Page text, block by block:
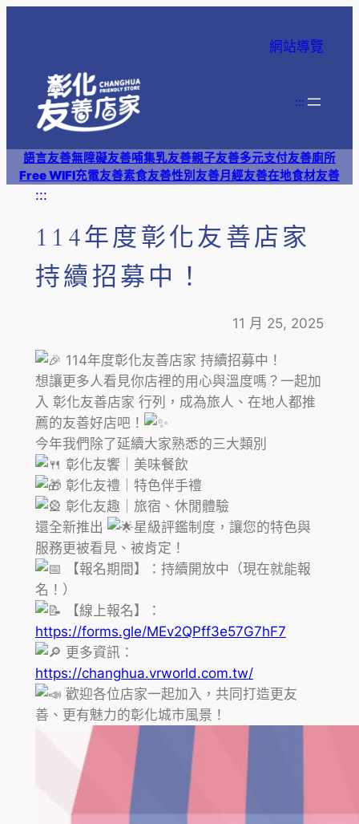
網站導覽
:::
語言友善無障礙友善哺集乳友善親子友善多元支付友善廁所
Free WIFI充電友善素食友善性別友善月經友善在地食材友善
:::
114年度彰化友善店家
持續招募中！
11 月 25, 2025
114年度彰化友善店家 持續招募中！
想讓更多人看見你店裡的用心與溫度嗎？一起加
入 彰化友善店家 行列，成為旅人、在地人都推
薦的友善好店吧！
今年我們除了延續大家熟悉的三大類別
彰化友饗｜美味餐飲
彰化友禮｜特色伴手禮
彰化友趣｜旅宿、休閒體驗
還全新推出
星級評鑑制度，讓您的特色與
服務更被看見、被肯定！
【報名期間】：持續開放中（現在就能報
名！）
【線上報名】：
https://forms.gle/MEv2QPff3e57G7hF7
更多資訊：
https://changhua.vrworld.com.tw/
歡迎各位店家一起加入，共同打造更友
善、更有魅力的彰化城市風景！